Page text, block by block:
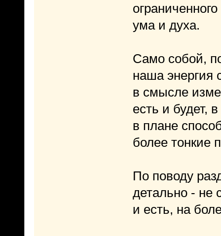
ума и духа.
Само собой,
наша энергия
в смысле
есть и будет,
в плане
более тонкие
По поводу
детально - не
и есть, на